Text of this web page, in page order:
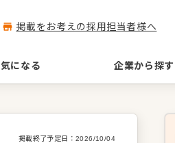
掲載をお考えの採用担当者様へ
気になる 企業から探す
掲載終了予定日： 2026/10/04